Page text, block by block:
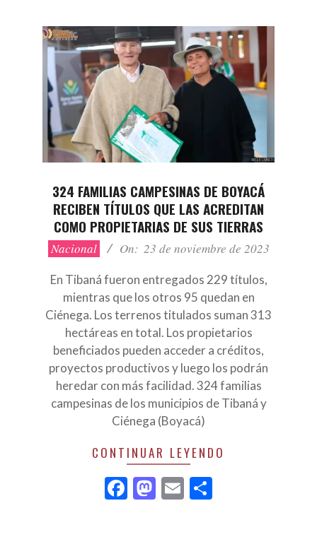
324 FAMILIAS CAMPESINAS DE BOYACÁ
RECIBEN TÍTULOS QUE LAS ACREDITAN
COMO PROPIETARIAS DE SUS TIERRAS
2023-
11-
23
Nacional On: 23 de noviembre de 2023
En Tibaná fueron entregados 229 títulos,
mientras que los otros 95 quedan en
Ciénega. Los terrenos titulados suman 313
hectáreas en total. Los propietarios
beneficiados pueden acceder a créditos,
proyectos productivos y luego los podrán
heredar con más facilidad. 324 familias
campesinas de los municipios de Tibaná y
Ciénega (Boyacá)
CONTINUAR LEYENDO
Facebook
Mastodon
Email